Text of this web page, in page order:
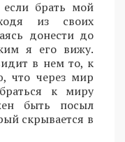
если брать мой
из своих
донести до
я его вижу.
в нем то, к
что через мир
к миру
быть посыл
скрывается в